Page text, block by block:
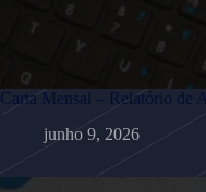
Carta Mensal – Relatório de
junho 9, 2026